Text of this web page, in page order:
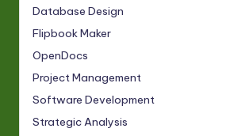
Database Design
Flipbook Maker
OpenDocs
Project Management
Software Development
Strategic Analysis